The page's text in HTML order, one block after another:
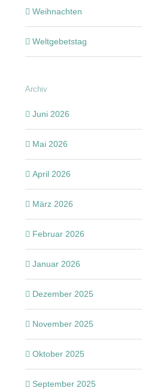
Weihnachten
Weltgebetstag
Archiv
Juni 2026
Mai 2026
April 2026
März 2026
Februar 2026
Januar 2026
Dezember 2025
November 2025
Oktober 2025
September 2025